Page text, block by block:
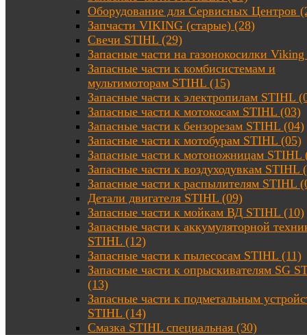
Оборудование для Сервисных Центров
Запчасти VIKING (старые) (28)
Свечи STIHL (29)
Запасные части на газонокосилки
Запасные части к комбисистемам и
мультимоторам STIHL (15)
Запасные части к электропилам STIHL
Запасные части к мотокосам STIHL (03)
Запасные части к бензорезам STIHL (04)
Запасные части к мотобурам STIHL (05)
Запасные части к мотоножницам STIHL
Запасные части к воздуходувкам STIHL
Запасные части к распылителям STIHL
Детали двигателя STIHL (09)
Запасные части к мойкам ВД STIHL (10)
Запасные части к аккумуляторной
STIHL (12)
Запасные части к пылесосам STIHL (11)
Запасные части к опрыскивателям SG
(13)
Запасные части к подметальным
STIHL (14)
Смазка STIHL специальная (30)